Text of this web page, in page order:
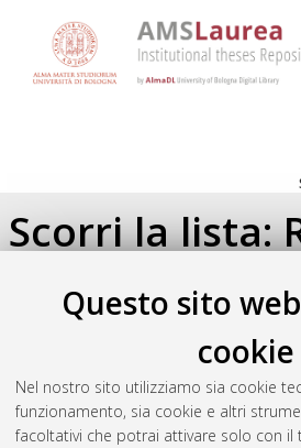
Questo sito
cookie
Nel nostro sito utilizziamo sia cookie
funzionamento, sia cookie e altri
facoltativi che potrai attivare solo con il
Scorri la lista:
Seleziona un valore dall'elenco
2018(1)
2017(1)